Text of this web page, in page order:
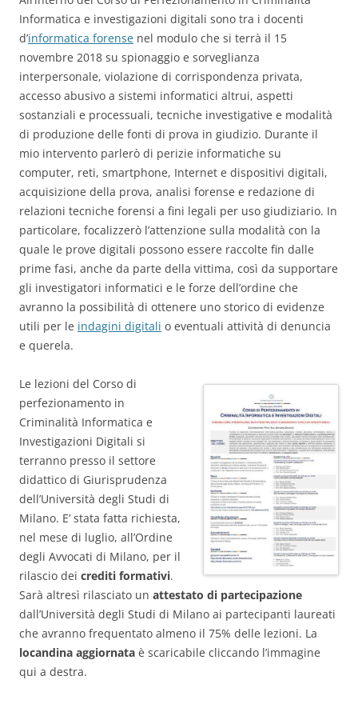
Informatica e investigazioni digitali sono tra i docenti
d’informatica forense nel modulo che si terrà il 15
novembre 2018 su spionaggio e sorveglianza
interpersonale, violazione di corrispondenza privata,
accesso abusivo a sistemi informatici altrui, aspetti
sostanziali e processuali, tecniche investigative e modalità
di produzione delle fonti di prova in giudizio. Durante il
mio intervento parlerò di perizie informatiche su
computer, reti, smartphone, Internet e dispositivi digitali,
acquisizione della prova, analisi forense e redazione di
relazioni tecniche forensi a fini legali per uso giudiziario. In
particolare, focalizzerò l’attenzione sulla modalità con la
quale le prove digitali possono essere raccolte fin dalle
prime fasi, anche da parte della vittima, così da supportare
gli investigatori informatici e le forze dell’ordine che
avranno la possibilità di ottenere uno storico di evidenze
utili per le indagini digitali o eventuali attività di denuncia
e querela.
Le lezioni del Corso di
perfezionamento in
Criminalità Informatica e
Investigazioni Digitali si
terranno presso il settore
didattico di Giurisprudenza
dell’Università degli Studi di
Milano. E’ stata fatta richiesta,
nel mese di luglio, all’Ordine
degli Avvocati di Milano, per il
rilascio dei crediti formativi.
Sarà altresì rilasciato un attestato di partecipazione
dall’Università degli Studi di Milano ai partecipanti laureati
che avranno frequentato almeno il 75% delle lezioni. La
locandina aggiornata è scaricabile cliccando l’immagine
qui a destra.